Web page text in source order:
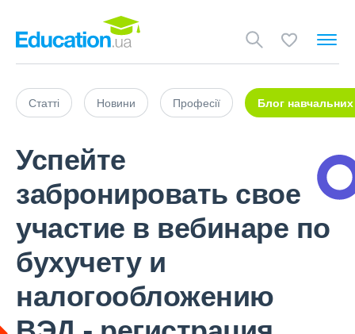
Статті Новини Професії Блог навчальних
Успейте
забронировать свое
участие в вебинаре по
бухучету и
налогообложению